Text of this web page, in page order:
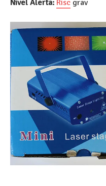
Nivel Alerta: Risc grav